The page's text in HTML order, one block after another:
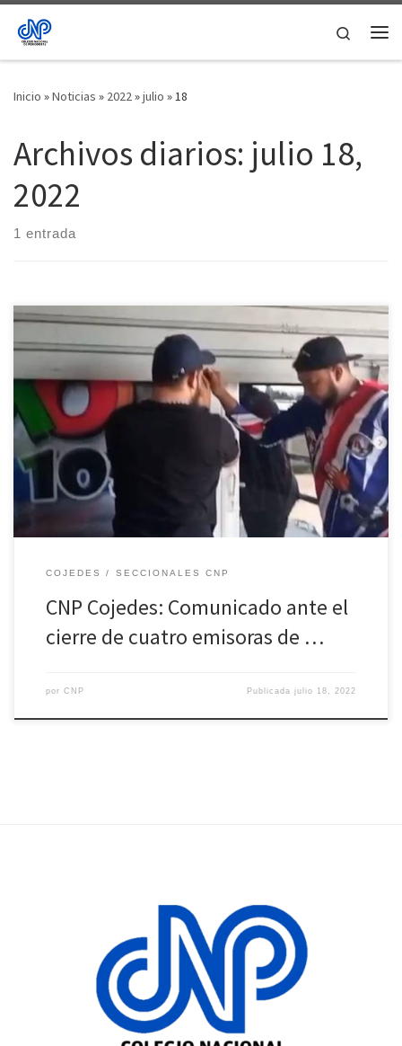
Saltar al contenido
Search
Inicio »Noticias » 2022»julio »18
Archivos diarios: julio 18,
2022
1 entrada
La Junta directiva del Colegio Nacional de Periodistas Seccional
Cojedes se dirige a la opinión pública ante el cierre e incautación
de los equipos de las emisoras de radio Candela 92.9 F.M.,
(01/07/22), Nex 100.1 F.M, Hits 92.5 F.M y Moda 105.1 FM,
(15/07/22); ubicadas en San Carlos, municipio San […]
COJEDES SECCIONALES CNP
CNP Cojedes: Comunicado ante el
cierre de cuatro emisoras de …
por CNP Publicadajulio 18, 2022